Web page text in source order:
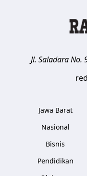
Jl. Saladara No.
Jawa Barat
Nasional
Bisnis
Pendidikan